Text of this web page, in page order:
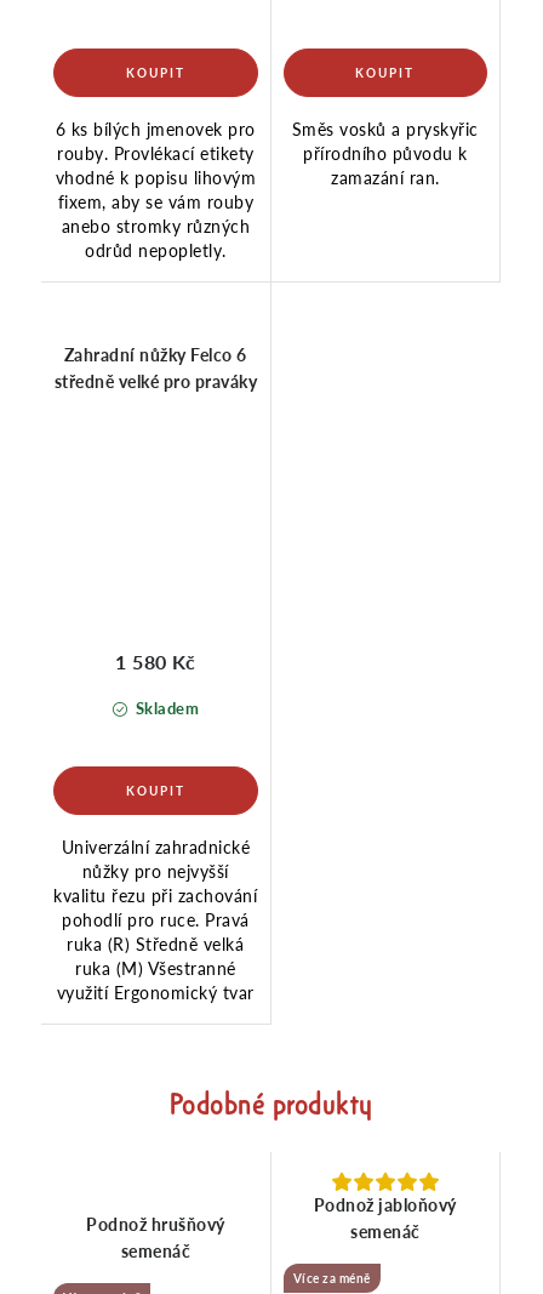
6 ks bílých jmenovek pro
rouby. Provlékací etikety
vhodné k popisu lihovým
fixem, aby se vám rouby
anebo stromky různých
odrůd nepopletly.
Směs vosků a pryskyřic
přírodního původu k
zamazání ran.
Zahradní nůžky Felco 6
středně velké pro praváky
Skladem
1 580 Kč
Univerzální zahradnické
nůžky pro nejvyšší
kvalitu řezu při zachování
pohodlí pro ruce. Pravá
ruka (R) Středně velká
ruka (M) Všestranné
využití Ergonomický tvar
Podobné produkty
Podnož hrušňový
semenáč
Podnož jabloňový
semenáč
Více za méně